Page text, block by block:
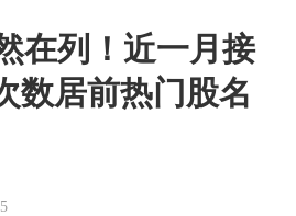
在列！近一月接
数居前热门股名